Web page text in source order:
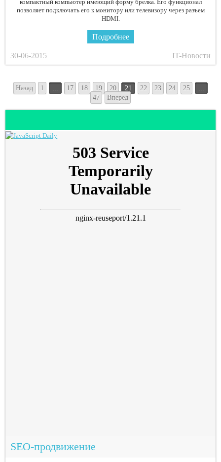
компактный компьютер имеющий форму брелка. Его функционал
позволяет подключать его к монитору или телевизору через разъем
HDMI.
Подробнее
30-06-2015 IT-Новости
Назад 1 ... 17 18 19 20 21 22 23 24 25
...
47
Вперед
SEO-продвижение